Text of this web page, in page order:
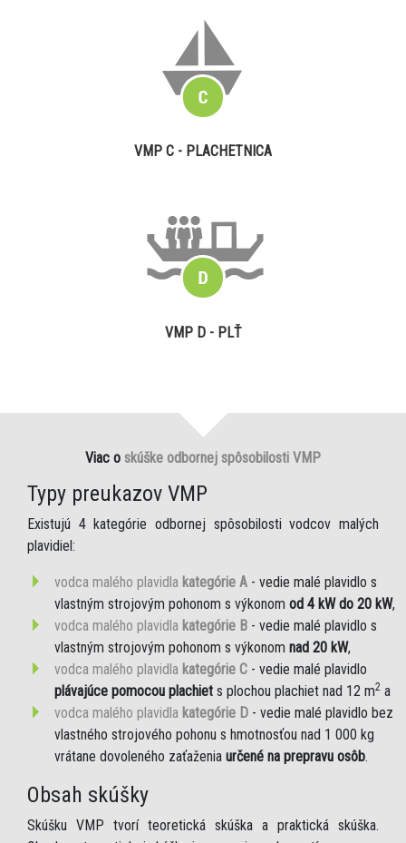
VMP C - PLACHETNICA
VMP D - PLŤ
Viac o skúške odbornej spôsobilosti VMP
Typy preukazov VMP
Existujú 4 kategórie odbornej spôsobilosti vodcov malých
plavidiel:
vodca malého plavidla kategórie A - vedie malé plavidlo s
vlastným strojovým pohonom s výkonom od 4 kW do 20 kW,
vodca malého plavidla kategórie B - vedie malé plavidlo s
vlastným strojovým pohonom s výkonom nad 20 kW,
vodca malého plavidla kategórie C - vedie malé plavidlo
plávajúce pomocou plachiet s plochou plachiet nad 12 m2 a
vodca malého plavidla kategórie D - vedie malé plavidlo bez
vlastného strojového pohonu s hmotnosťou nad 1 000 kg
vrátane dovoleného zaťaženia určené na prepravu osôb.
Obsah skúšky
Skúšku VMP tvorí teoretická skúška a praktická skúška.